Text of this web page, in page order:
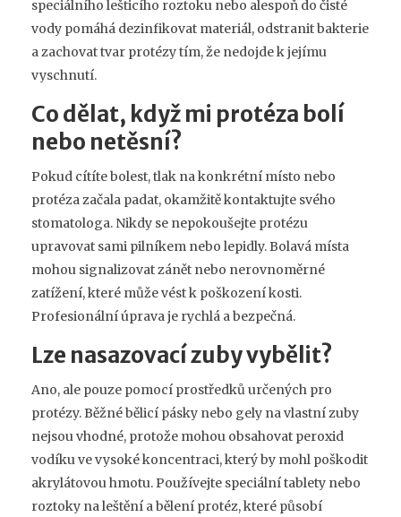
speciálního lešticího roztoku nebo alespoň do čisté
vody pomáhá dezinfikovat materiál, odstranit bakterie
a zachovat tvar protézy tím, že nedojde k jejímu
vyschnutí.
Co dělat, když mi protéza bolí
nebo netěsní?
Pokud cítíte bolest, tlak na konkrétní místo nebo
protéza začala padat, okamžitě kontaktujte svého
stomatologa. Nikdy se nepokoušejte protézu
upravovat sami pilníkem nebo lepidly. Bolavá místa
mohou signalizovat zánět nebo nerovnoměrné
zatížení, které může vést k poškození kosti.
Profesionální úprava je rychlá a bezpečná.
Lze nasazovací zuby vybělit?
Ano, ale pouze pomocí prostředků určených pro
protézy. Běžné bělicí pásky nebo gely na vlastní zuby
nejsou vhodné, protože mohou obsahovat peroxid
vodíku ve vysoké koncentraci, který by mohl poškodit
akrylátovou hmotu. Používejte speciální tablety nebo
roztoky na leštění a bělení protéz, které působí